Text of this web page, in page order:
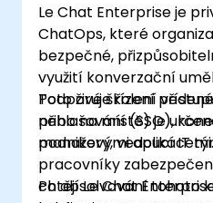
Le Chat Enterprise je
ChatOps, které
bezpečné,
využití konverzační
Podporuje řízení
přihlašování (SSO),
podnikovými
Toto živé školení
nebo na místě) je
manažery, vedoucí IT
pracovníky
chtějí Le Chat
Po absolvování tohoto